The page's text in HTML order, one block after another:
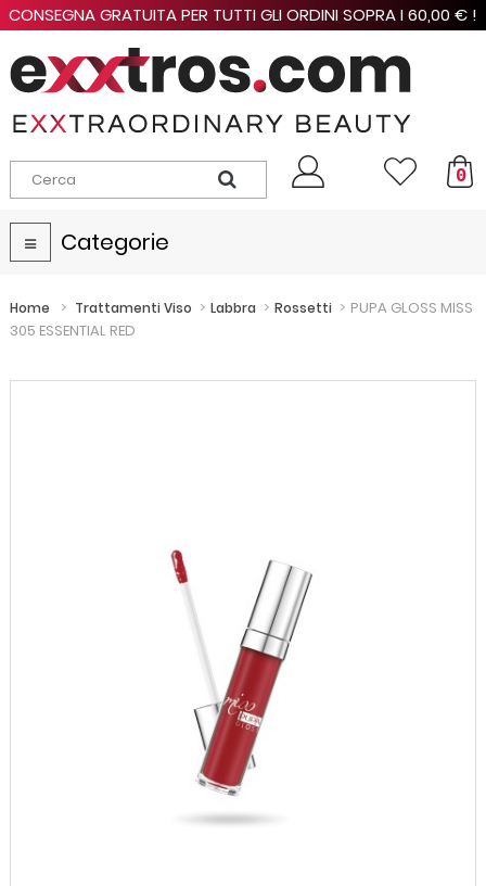
CONSEGNA GRATUITA PER TUTTI GLI ORDINI SOPRA I 60,00 € !
0
Navigazione
Toggle
Categorie
Home > Trattamenti Viso > Labbra > Rossetti > PUPA GLOSS MISS
305 ESSENTIAL RED